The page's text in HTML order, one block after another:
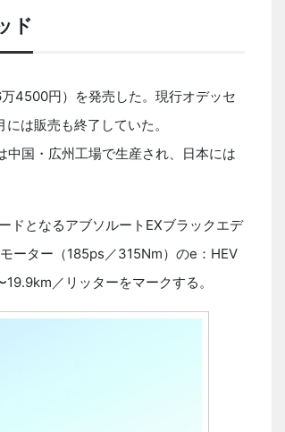
ド
4500円）を発売した。現行オデッセ
は販売も終了していた。
国・広州工場で生産され、日本には
ドとなるアブソルートEXブラックエデ
ーター（185ps／315Nm）のe：HEV
／リッターをマークする。